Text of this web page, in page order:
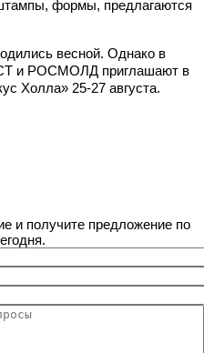
формы, предлагаются
весной. Однако в
и РОСМОЛД приглашают в
Холла» 25-27 августа.
и получите предложение по